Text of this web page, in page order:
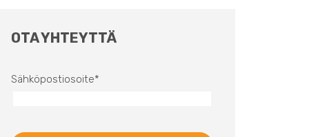
OTA YHTEYTTÄ
Sähköpostiosoite*